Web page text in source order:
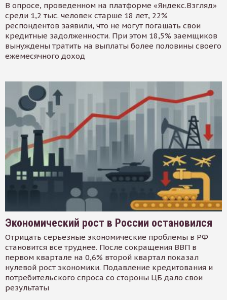
В опросе, проведенном на платформе «Яндекс.Взгляд»
среди 1,2 тыс. человек старше 18 лет, 22%
респондентов заявили, что не могут погашать свои
кредитные задолженности. При этом 18,5% заемщиков
вынуждены тратить на выплаты более половины своего
ежемесячного доход
Экономический рост в России остановился
Отрицать серьезные экономические проблемы в РФ
становится все труднее. После сокращения ВВП в
первом квартале на 0,6% второй квартал показал
нулевой рост экономики. Подавление кредитования и
потребительского спроса со стороны ЦБ дало свои
результаты